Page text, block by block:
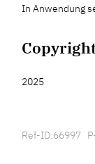
In Anwendung
2025
Ref-ID:66997